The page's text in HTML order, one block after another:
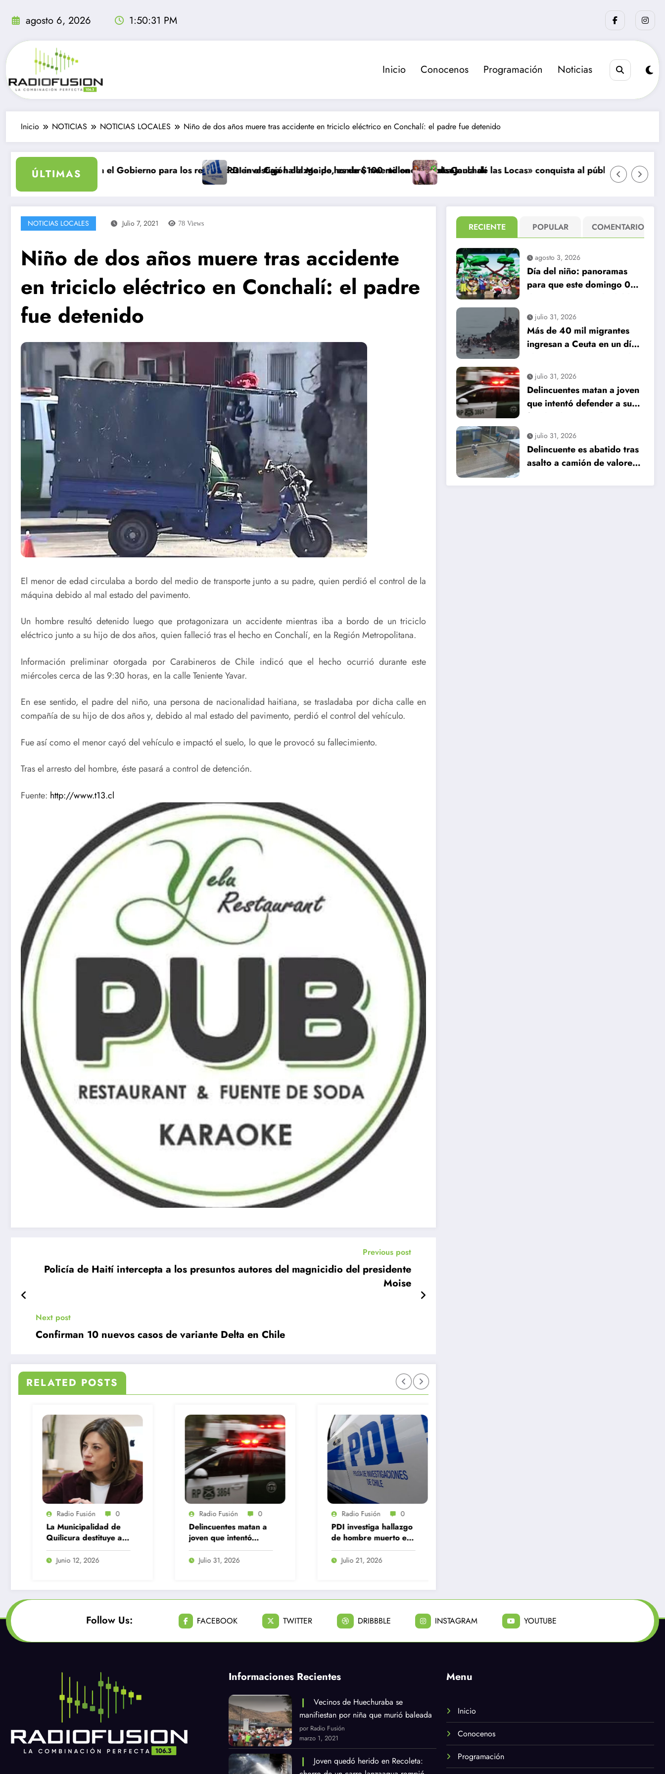
agosto 6, 2026 1:50:32 PM
Inicio Conocenos Programación Noticias
Inicio NOTICIAS NOTICIAS LOCALES Niño de dos años muere tras accidente en triciclo eléctrico en Conchalí: el padre fue detenido
ÚLTIMAS
busca el Gobierno para los rescatados en el Cajón del Maipo, es de $100 millones de pesos
PDI investiga hallazgo de hombre muerto en motel de Conchalí«La Jaula de las Locas» conquista al público y extiende su temporada
Senapred reporta
NOTICIAS LOCALES Julio 7, 2021 78 Views
Niño de dos años muere tras accidente
en triciclo eléctrico en Conchalí: el padre
fue detenido
El menor de edad circulaba a bordo del medio de transporte junto a su padre, quien perdió el control de la
máquina debido al mal estado del pavimento.
Un hombre resultó detenido luego que protagonizara un accidente mientras iba a bordo de un triciclo
eléctrico junto a su hijo de dos años, quien falleció tras el hecho en Conchalí, en la Región Metropolitana.
Información preliminar otorgada por Carabineros de Chile indicó que el hecho ocurrió durante este
miércoles cerca de las 9:30 horas, en la calle Teniente Yavar.
En ese sentido, el padre del niño, una persona de nacionalidad haitiana, se trasladaba por dicha calle en
compañía de su hijo de dos años y, debido al mal estado del pavimento, perdió el control del vehículo.
Fue así como el menor cayó del vehículo e impactó el suelo, lo que le provocó su fallecimiento.
Tras el arresto del hombre, éste pasará a control de detención.
Fuente: http://www.t13.cl
Previous post
Policía de Haití intercepta a los presuntos autores del magnicidio del presidente
Moise
Next post
Confirman 10 nuevos casos de variante Delta en Chile
RELATED POSTS
Radio Fusión
Delincuentes matan a
joven que intentó
defender a su familia
durante robo en
Julio 31, 2026
Radio Fusión
PDI investiga hallazgo
de hombre muerto en
motel de Conchalí
Julio 21, 2026
Radio Fusión
Recoleta: Dos
trabajadores baleados
deja asalto a local
comercial
Julio 20, 2026
RECIENTE POPULAR COMENTARIO
agosto 3, 2026
Día del niño: panoramas
para que este domingo 09
julio 31, 2026
Más de 40 mil migrantes
ingresan a Ceuta en un día:
crisis.
julio 31, 2026
Delincuentes matan a joven
que intentó defender a su
familia durante robo en
Huechuraba
julio 31, 2026
Delincuente es abatido tras
asalto a camión de valores
Follow Us: FACEBOOK TWITTER DRIBBBLE INSTAGRAM YOUTUBE
Informaciones Recientes
Vecinos de Huechuraba se
manifiestan por niña que murió baleada
por Radio Fusión
marzo 1, 2021
Joven quedó herido en Recoleta:
Menu
Inicio
Conocenos
Programación